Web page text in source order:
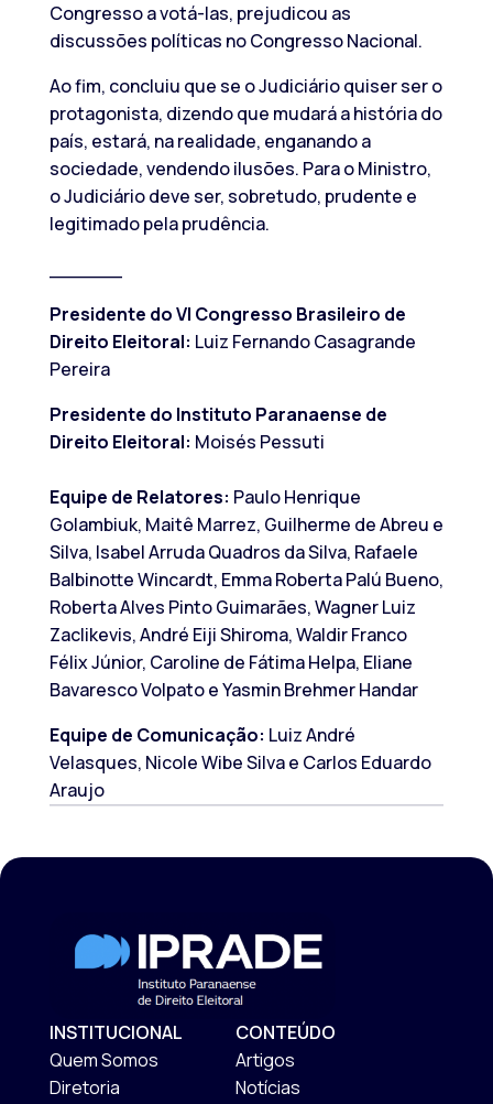
Congresso a votá-las, prejudicou as
discussões políticas no Congresso Nacional.
Ao fim, concluiu que se o Judiciário quiser ser o
protagonista, dizendo que mudará a história do
país, estará, na realidade, enganando a
sociedade, vendendo ilusões. Para o Ministro,
o Judiciário deve ser, sobretudo, prudente e
legitimado pela prudência.
______
Presidente do VI Congresso Brasileiro de
Direito Eleitoral: Luiz Fernando Casagrande
Pereira
Presidente do Instituto Paranaense de
Direito Eleitoral: Moisés Pessuti
Equipe de Relatores: Paulo Henrique
Golambiuk, Maitê Marrez, Guilherme de Abreu e
Silva, Isabel Arruda Quadros da Silva, Rafaele
Balbinotte Wincardt, Emma Roberta Palú Bueno,
Roberta Alves Pinto Guimarães, Wagner Luiz
Zaclikevis, André Eiji Shiroma, Waldir Franco
Félix Júnior, Caroline de Fátima Helpa, Eliane
Bavaresco Volpato e Yasmin Brehmer Handar
Equipe de Comunicação: Luiz André
Velasques, Nicole Wibe Silva e Carlos Eduardo
Araujo
INSTITUCIONAL
Quem Somos
Diretoria
CONTEÚDO
Artigos
Notícias